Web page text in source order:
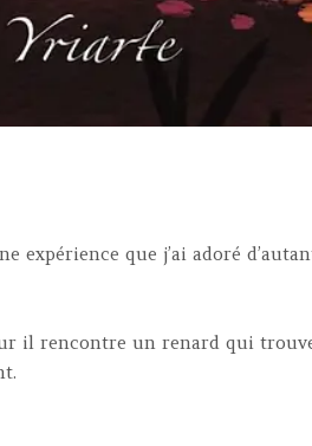
expérience que j’ai adoré
il rencontre un renard qui